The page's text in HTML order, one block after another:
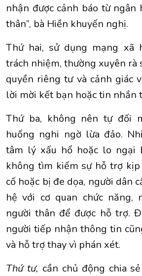
nhận được cảnh báo từ ngân
thân”, bà Hiền khuyến nghị.
Thứ hai, sử dụng mạng xã
trách nhiệm, thường xuyên rà
quyền riêng tư và cảnh giác
lời mời kết bạn hoặc tin nhắn
Thứ ba, không nên tự đối
huống nghi ngờ lừa đảo.
tâm lý xấu hổ hoặc lo ngại
không tìm kiếm sự hỗ trợ
cố hoặc bị đe dọa, người dân
hệ với cơ quan chức năng,
người thân để được hỗ trợ.
người tiếp nhận thông tin
và hỗ trợ thay vì phán xét.
Thứ tư, cần chủ động chia